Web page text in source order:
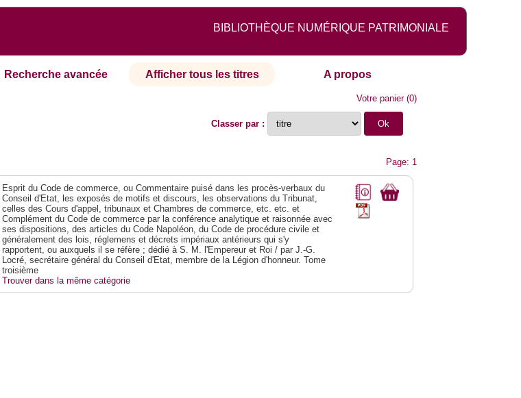
BIBLIOTHÈQUE NUMÉRIQUE PATRIMONIALE
Recherche avancée Afficher tous les titres A propos
Votre panier(0)
Classer par :
Page: 1
Esprit du Code de commerce, ou Commentaire puisé dans les procès-verbaux du
Conseil d'Etat, les exposés de motifs et discours, les observations du Tribunat,
celles des Cours d'appel, tribunaux et Chambres de commerce, etc. etc. et
Complément du Code de commerce par la conférence analytique et raisonnée avec
ses dispositions, des articles du Code Napoléon, du Code de procédure civile et
généralement des lois, réglemens et décrets impériaux antérieurs qui s'y
rapportent, ou auxquels il se réfère ; dédié à S. M. l'Empereur et Roi / par J.-G.
Locré, secrétaire général du Conseil d'Etat, membre de la Légion d'honneur. Tome
troisième
Trouver dans la même catégorie